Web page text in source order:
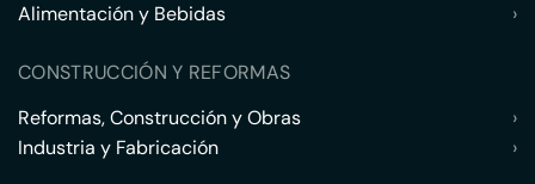
Alimentación y Bebidas
›
CONSTRUCCIÓN Y REFORMAS
Reformas, Construcción y Obras
›
Industria y Fabricación
›